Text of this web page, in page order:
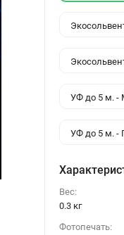
УФ до 5 м. -
УФ до 5 м. -
Вес:
0.3 кг
Фотопечать: